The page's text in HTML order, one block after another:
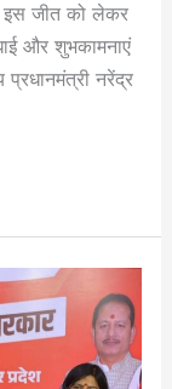
इस जीत को लेकर
और शुभकामनाएं
नरेंद्र